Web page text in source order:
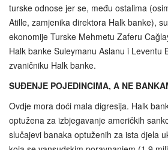
turske odnose jer se, među ostalima
Atille, zamjenika direktora Halk banke),
ekonomije Turske Mehmetu Zaferu
Halk banke Suleymanu Aslanu i Leventu
zvaničniku Halk banke.
SUĐENJE POJEDINCIMA, A NE
Ovdje mora doći mala digresija. Halk
optužena za izbjegavanje američkih
slučajevi banaka optuženih za ista djela